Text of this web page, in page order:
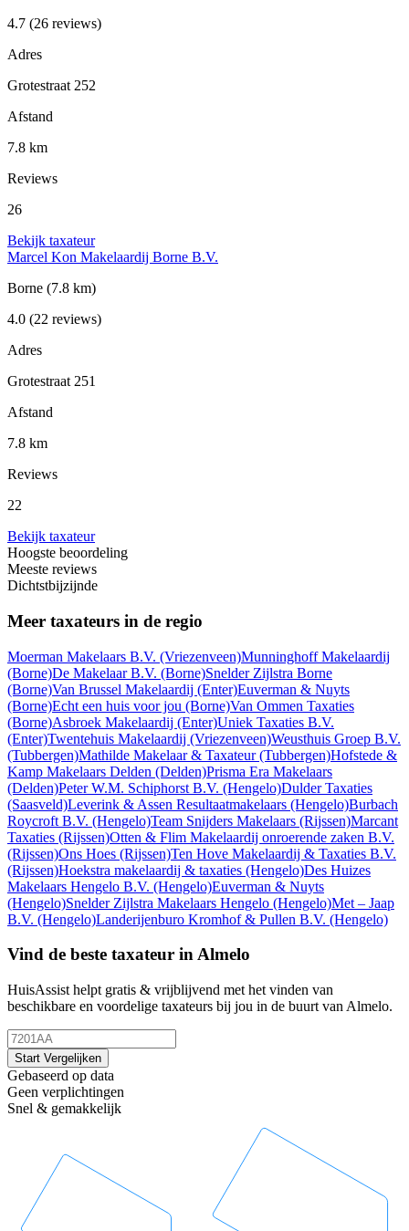
4.7 (26 reviews)
Adres
Grotestraat 252
Afstand
7.8 km
Reviews
26
Bekijk taxateur
Marcel Kon Makelaardij Borne B.V.
Borne (7.8 km)
4.0 (22 reviews)
Adres
Grotestraat 251
Afstand
7.8 km
Reviews
22
Bekijk taxateur
Hoogste beoordeling
Meeste reviews
Dichtstbijzijnde
Meer taxateurs in de regio
Moerman Makelaars B.V. (Vriezenveen)Munninghoff Makelaardij
(Borne)De Makelaar B.V. (Borne)Snelder Zijlstra Borne
(Borne)Van Brussel Makelaardij (Enter)Euverman & Nuyts
(Borne)Echt een huis voor jou (Borne)Van Ommen Taxaties
(Borne)Asbroek Makelaardij (Enter)Uniek Taxaties B.V.
(Enter)Twentehuis Makelaardij (Vriezenveen)Weusthuis Groep B.V.
(Tubbergen)Mathilde Makelaar & Taxateur(Tubbergen)Hofstede &
Kamp Makelaars Delden (Delden)Prisma Era Makelaars
(Delden)Peter W.M. Schiphorst B.V. (Hengelo)Dulder Taxaties
(Saasveld)Leverink & Assen Resultaatmakelaars (Hengelo)Burbach
Roycroft B.V. (Hengelo)Team Snijders Makelaars (Rijssen)Marcant
Taxaties (Rijssen)Otten & Flim Makelaardij onroerende zaken B.V.
(Rijssen)Ons Hoes (Rijssen)Ten Hove Makelaardij & Taxaties B.V.
(Rijssen)Hoekstra makelaardij & taxaties (Hengelo)Des Huizes
Makelaars Hengelo B.V. (Hengelo)Euverman & Nuyts
(Hengelo)Snelder Zijlstra Makelaars Hengelo (Hengelo)Met – Jaap
B.V. (Hengelo)Landerijenburo Kromhof & Pullen B.V. (Hengelo)
Vind de beste taxateur in Almelo
HuisAssist helpt gratis & vrijblijvend met het vinden van
beschikbare en voordelige taxateurs bij jou in de buurt van Almelo.
Start Vergelijken
Gebaseerd op data
Geen verplichtingen
Snel & gemakkelijk